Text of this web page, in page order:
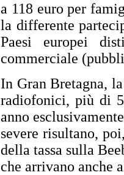
a 118 euro per
la differente
Paesi europei
commerciale
In Gran Bretagna,
radiofonici, più di
anno
severe risultano,
della tassa sulla
che arrivano anche